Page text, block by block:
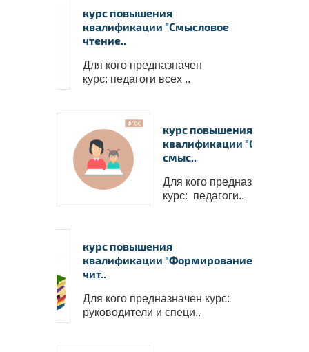
курс повышения
квалификации "Смысловое
чтение..
Для кого предназначен
курс: педагоги всех ..
курс повышения
квалификации
смыс..
Для кого предназначен
курс: педагоги..
курс повышения
квалификации "Формирование
чит..
Для кого предназначен курс:
руководители и специ..